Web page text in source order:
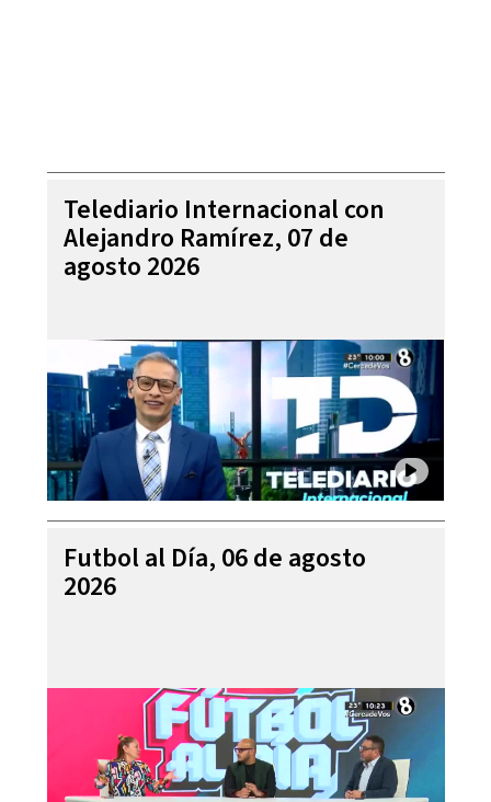
Telediario Internacional con
Alejandro Ramírez, 07 de
agosto 2026
Futbol al Día, 06 de agosto
2026